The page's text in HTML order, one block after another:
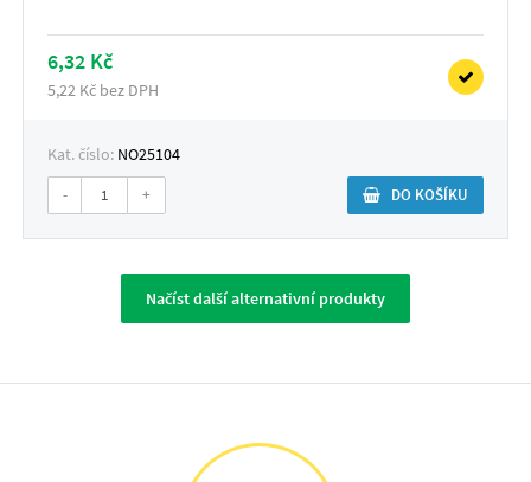
6,32 Kč
5,22 Kč bez DPH
Kat. číslo: NO25104
- + DO KOŠÍKU
Načíst další alternativní produkty